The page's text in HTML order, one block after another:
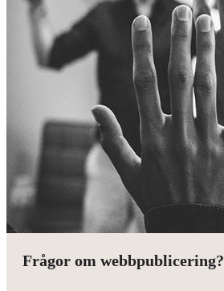
Frågor om webbpublicering?